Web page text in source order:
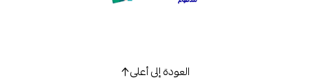
العودة إلى أعلى